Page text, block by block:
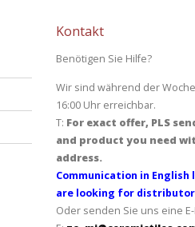
Kontakt
Benötigen Sie Hilfe?
Wir sind während der
16:00 Uhr erreichbar.
T: For exact offer, PLS
and product you need
address.
Communication in English
are looking for
Oder senden Sie uns eine